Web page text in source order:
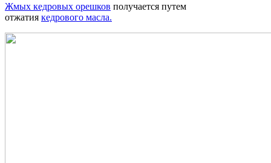
Жмых кедровых орешков получается путем
отжатия кедрового масла.